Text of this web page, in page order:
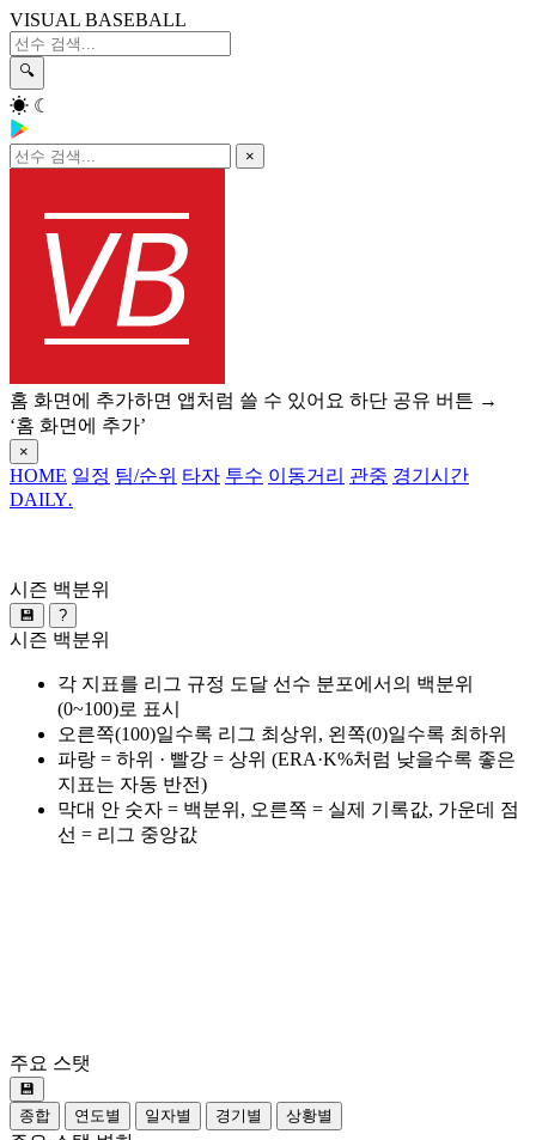
VISUAL BASEBALL
🔍
☀ ☾
×
홈 화면에 추가하면 앱처럼 쓸 수 있어요 하단 공유 버튼 →
‘홈 화면에 추가’
×
HOME 일정 팀/순위 타자 투수 이동거리 관중 경기시간
DAILY.
시즌 백분위
💾 ?
시즌 백분위
각 지표를 리그 규정 도달 선수 분포에서의 백분위
(0~100)로 표시
오른쪽(100)일수록 리그 최상위, 왼쪽(0)일수록 최하위
파랑 = 하위 · 빨강 = 상위 (ERA·K%처럼 낮을수록 좋은
지표는 자동 반전)
막대 안 숫자 = 백분위, 오른쪽 = 실제 기록값, 가운데 점
선 = 리그 중앙값
주요 스탯
💾
종합
연도별 일자별 경기별 상황별